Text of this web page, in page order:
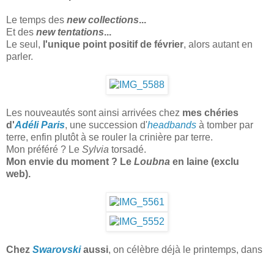
Le temps des new collections...
Et des new tentations...
Le seul, l'unique point positif de février, alors autant en
parler.
Les nouveautés sont ainsi arrivées chez mes chéries
d'Adéli Paris, une succession d'headbands à tomber par
terre, enfin plutôt à se rouler la crinière par terre.
Mon préféré ? Le Sylvia torsadé.
Mon envie du moment ? Le Loubna en laine (exclu
web).
Chez Swarovskiaussi, on célèbre déjà le printemps, dans